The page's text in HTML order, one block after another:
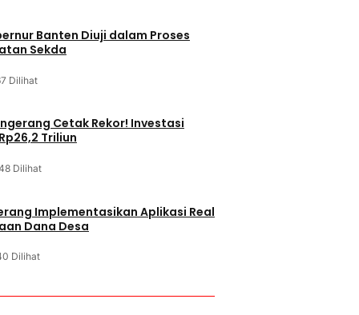
Banten Diuji dalam Proses
Sekda
Dilihat
Cetak Rekor! Investasi
Triliun
Dilihat
Implementasikan Aplikasi Real
Dana Desa
Dilihat